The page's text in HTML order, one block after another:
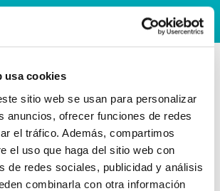
usa cookies
sitio web se usan para personalizar
anuncios, ofrecer funciones de redes
el tráfico. Además, compartimos
el uso que haga del sitio web con
de redes sociales, publicidad y análisis
combinarla con otra información